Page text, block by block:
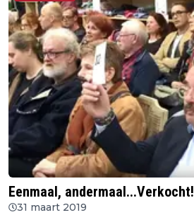
Eenmaal, andermaal...Verkocht!
31 maart 2019